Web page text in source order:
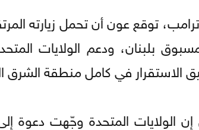
توقع عون أن تحمل زيارته
بلبنان، ودعم الولايات
الاستقرار في كامل منطقة